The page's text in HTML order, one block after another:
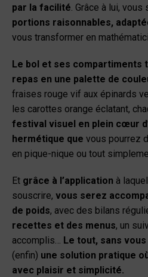
par la facilité. Grâce à lui,
portions raisonnables,
vous transformer en
Le bol et ses
repas en une palette de
fraises rouge vif aux épinards
les carottes orange éclatant,
festival visuel en plein cœur
hermétique que vous pourrez
en pique-nique ou tout
Et grâce à l’application à
souscrire, vous serez
de poids, avec des bilans
recettes et des menus, un
accomplis… Le tout, sans
(enfin) une solution pratique
avec plaisir et simplicité.